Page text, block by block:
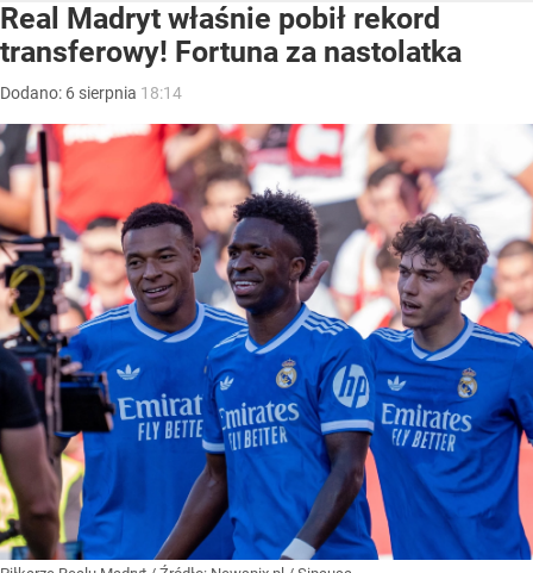
Real Madryt właśnie pobił rekord
transferowy! Fortuna za nastolatka
Dodano: 6 sierpnia 18:14